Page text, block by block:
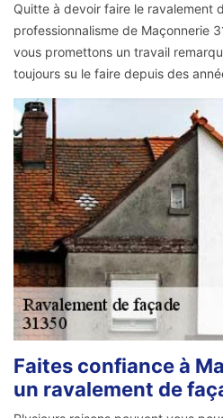
Quitte à devoir faire le ravalement
professionnalisme de Maçonnerie
vous promettons un travail
toujours su le faire depuis des
Faites confiance à
un ravalement de